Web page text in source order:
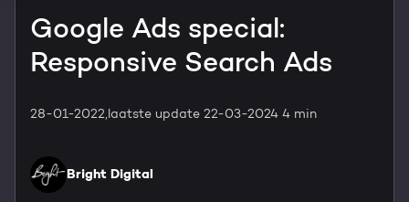
GROWTH SERVICES
Digital marketing
Team
Contact
Blog
Events & webinars
HubSpot video's
Kennisbank
Google Ads special:
Responsive Search Ads
28-01-2022,laatste update 22-03-2024 4 min
Bright Digital